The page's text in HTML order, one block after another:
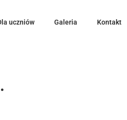
uczniów Galeria Kontakt